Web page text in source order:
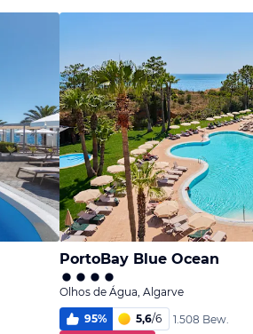
PortoBay Blue Ocean
Olhos de Água, Algarve
95% 5,6/6
1.508 Bew.